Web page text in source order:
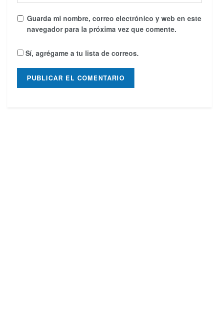
Guarda mi nombre, correo electrónico y web en este
navegador para la próxima vez que comente.
Sí, agrégame a tu lista de correos.